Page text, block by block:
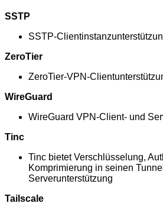
SSTP
SSTP-
ZeroTier
ZeroTier-VPN-
WireGuard
WireGuard VPN-Client- und
Tinc
Tinc bietet Verschlüsselung,
Komprimierung in seinen
Serverunterstützung
Tailscale